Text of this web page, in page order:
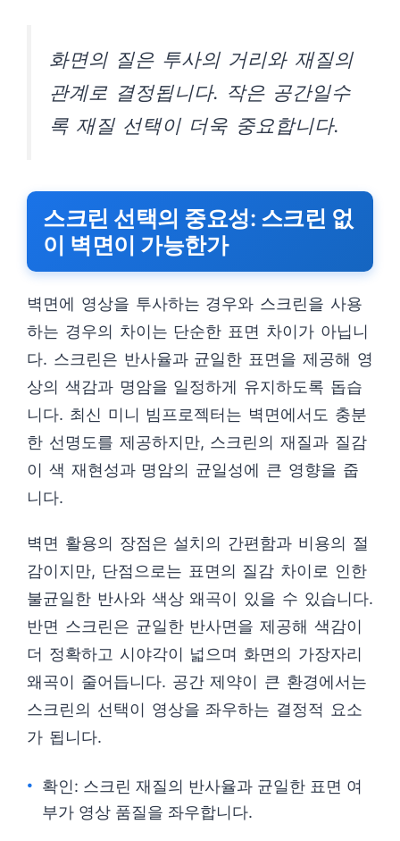
화면의 질은 투사의 거리와 재질의
관계로 결정됩니다. 작은 공간일수
록 재질 선택이 더욱 중요합니다.
스크린 선택의 중요성: 스크린 없
이 벽면이 가능한가
벽면에 영상을 투사하는 경우와 스크린을 사용
하는 경우의 차이는 단순한 표면 차이가 아닙니
다. 스크린은 반사율과 균일한 표면을 제공해 영
상의 색감과 명암을 일정하게 유지하도록 돕습
니다. 최신 미니 빔프로젝터는 벽면에서도 충분
한 선명도를 제공하지만, 스크린의 재질과 질감
이 색 재현성과 명암의 균일성에 큰 영향을 줍
니다.
벽면 활용의 장점은 설치의 간편함과 비용의 절
감이지만, 단점으로는 표면의 질감 차이로 인한
불균일한 반사와 색상 왜곡이 있을 수 있습니다.
반면 스크린은 균일한 반사면을 제공해 색감이
더 정확하고 시야각이 넓으며 화면의 가장자리
왜곡이 줄어듭니다. 공간 제약이 큰 환경에서는
스크린의 선택이 영상을 좌우하는 결정적 요소
가 됩니다.
확인: 스크린 재질의 반사율과 균일한 표면 여
부가 영상 품질을 좌우합니다.